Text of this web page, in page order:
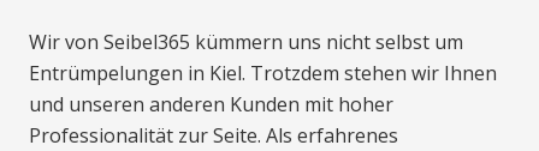
Wir von Seibel365 kümmern uns nicht selbst um
Entrümpelungen in Kiel. Trotzdem stehen wir Ihnen
und unseren anderen Kunden mit hoher
Professionalität zur Seite. Als erfahrenes